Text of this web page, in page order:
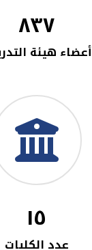
٨٣٧
أعضاء هيئة
١٥
عدد الكليات